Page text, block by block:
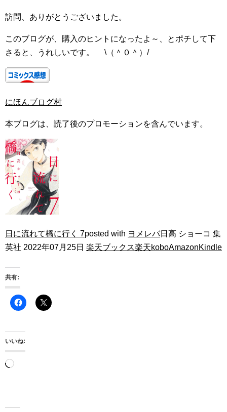
訪問、ありがとうございました。
このブログが、購入のヒントになったよ～、とポチして下
さると、うれしいです。 \（＾０＾）/
にほんブログ村
本ブログは、読了後のプロモーションを含んでいます。
日に流れて橋に行く 7posted with ヨメレバ日高 ショーコ 集
英社 2022年07月25日 楽天ブックス楽天koboAmazonKindle
共有:
いいね:
読
み